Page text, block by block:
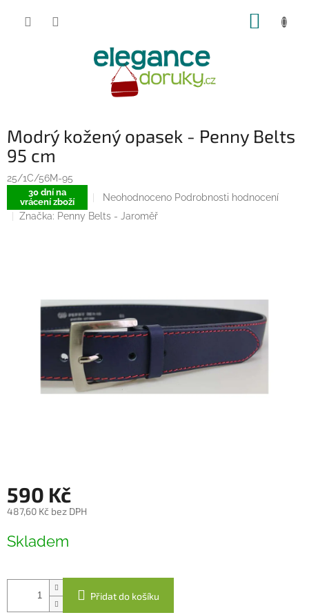
Modrý kožený opasek - Penny Belts
95 cm
25/1C/56M-95
30 dní na
vrácení zboží
Průměrné
hodnocení
produktu
Neohodnoceno Podrobnosti hodnocení
Značka: Penny Belts - Jaroměř
590 Kč
487,60 Kč bez DPH
cena:
Skladem
Přidat do košíku